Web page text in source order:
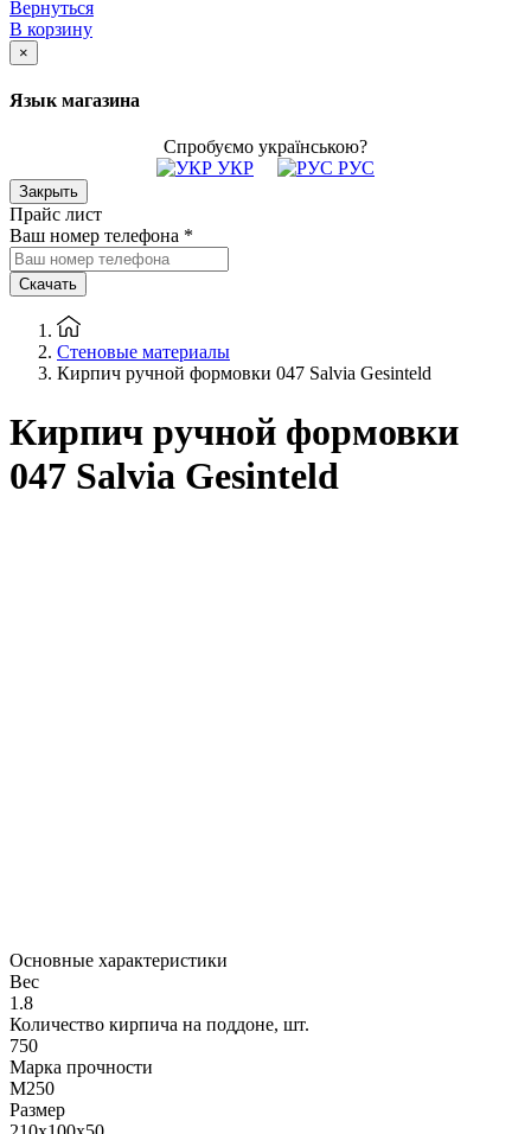
Вернуться
В корзину
×
Язык магазина
Спробуємо українською?
УКР
РУС
Закрыть
Прайс лист
Ваш номер телефона *
Скачать
Стеновые материалы
Кирпич ручной формовки 047 Salvia Gesinteld
Кирпич ручной формовки
047 Salvia Gesinteld
Основные характеристики
Вес
1.8
Количество кирпича на поддоне, шт.
750
Марка прочности
М250
Размер